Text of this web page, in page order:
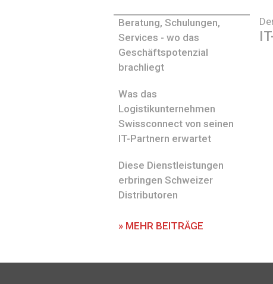
Beratung, Schulungen,
Services - wo das
Geschäftspotenzial
brachliegt
Was das
Logistikunternehmen
Swissconnect von seinen
IT-Partnern erwartet
Diese Dienstleistungen
erbringen Schweizer
Distributoren
» MEHR BEITRÄGE